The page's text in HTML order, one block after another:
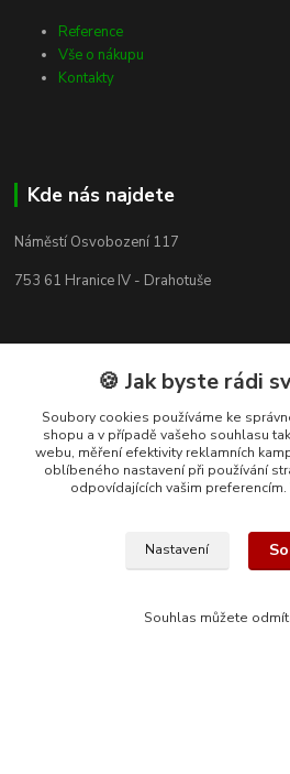
Reference
Vše o nákupu
Kontakty
Kde nás najdete
Náměstí Osvobození 117
753 61 Hranice IV - Drahotuše
🍪 Jak byste rádi
Soubory cookies používáme ke
shopu a v případě vašeho souhlasu
webu, měření efektivity reklamních
oblíbeného nastavení při používání
odpovídajících vašim preferencím.
Nastavení
Souhlas můžete